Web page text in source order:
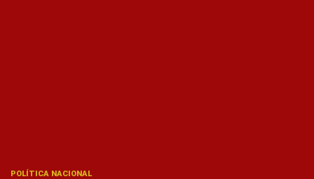
POLÍTICA NACIONAL